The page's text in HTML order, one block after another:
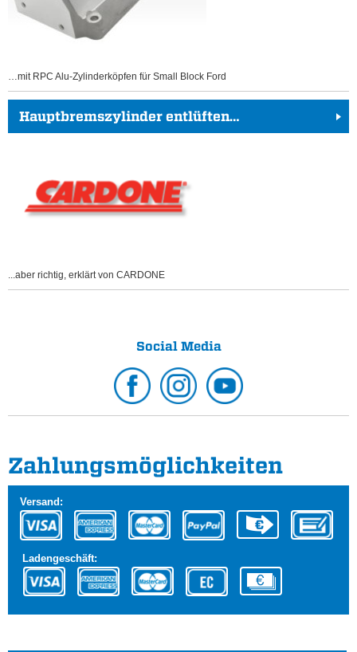
…mit RPC Alu-Zylinderköpfen für Small Block Ford
Hauptbremszylinder entlüften…
...aber richtig, erklärt von CARDONE
Social Media
Zahlungs­möglichkeiten
Versand:
Ladengeschäft: